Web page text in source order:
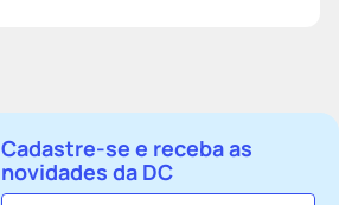
Cadastre-se e receba as
novidades da DC